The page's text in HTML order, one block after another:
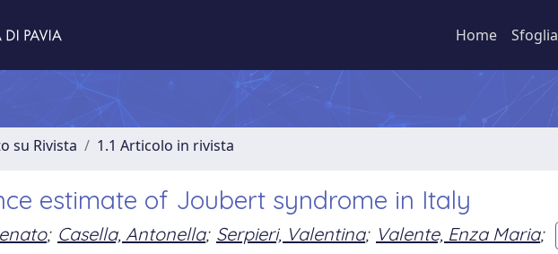
Home Sfoglia
su Rivista 1.1 Articolo in rivista
estimate of Joubert syndrome in Italy
; Casella, Antonella; Serpieri, Valentina; Valente, Enza Maria;